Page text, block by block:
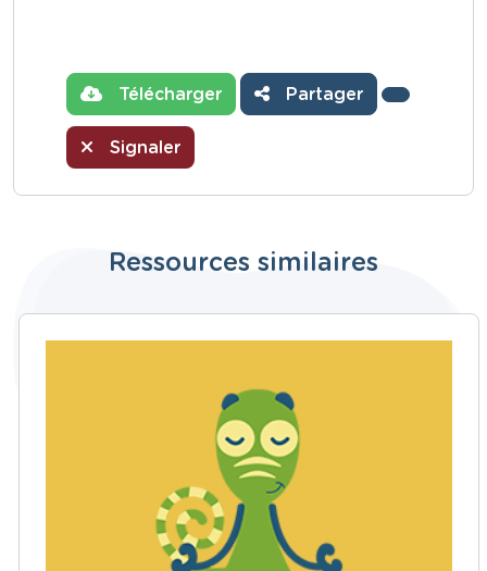
Télécharger Partager
Signaler
Ressources similaires